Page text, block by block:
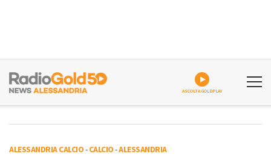
ASCOLTA GOLDPLAY
ALESSANDRIA CALCIO-CALCIO-ALESSANDRIA